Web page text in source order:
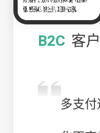
B2C 客
多支